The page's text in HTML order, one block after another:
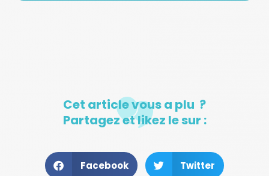
Cet article vous a plu ?
Partagez et likez le sur :
Facebook Twitter